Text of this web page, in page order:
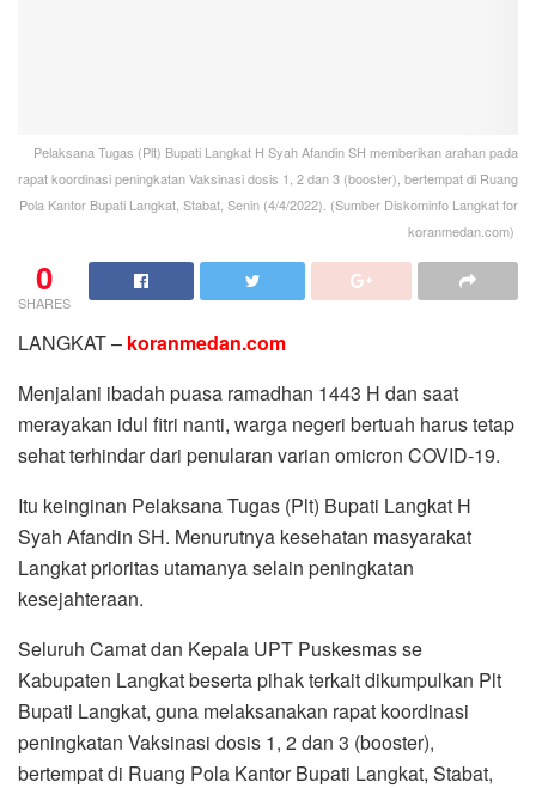
Pelaksana Tugas (Plt) Bupati Langkat H Syah Afandin SH memberikan arahan pada
rapat koordinasi peningkatan Vaksinasi dosis 1, 2 dan 3 (booster), bertempat di Ruang
Pola Kantor Bupati Langkat, Stabat, Senin (4/4/2022). (Sumber Diskominfo Langkat for
koranmedan.com)
0
SHARES
LANGKAT – koranmedan.com
Menjalani ibadah puasa ramadhan 1443 H dan saat
merayakan idul fitri nanti, warga negeri bertuah harus tetap
sehat terhindar dari penularan varian omicron COVID-19.
Itu keinginan Pelaksana Tugas (Plt) Bupati Langkat H
Syah Afandin SH. Menurutnya kesehatan masyarakat
Langkat prioritas utamanya selain peningkatan
kesejahteraan.
Seluruh Camat dan Kepala UPT Puskesmas se
Kabupaten Langkat beserta pihak terkait dikumpulkan Plt
Bupati Langkat, guna melaksanakan rapat koordinasi
peningkatan Vaksinasi dosis 1, 2 dan 3 (booster),
bertempat di Ruang Pola Kantor Bupati Langkat, Stabat,